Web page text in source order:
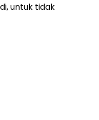
untuk tidak